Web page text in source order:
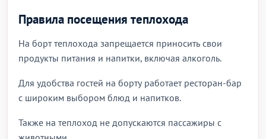
Правила посещения теплохода
На борт теплохода запрещается приносить свои
продукты питания и напитки, включая алкоголь.
Для удобства гостей на борту работает ресторан-бар
с широким выбором блюд и напитков.
Также на теплоход не допускаются пассажиры с